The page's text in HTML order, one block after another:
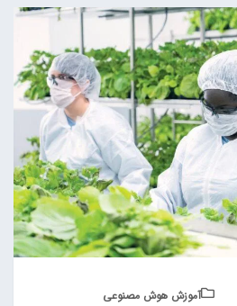
آموزش هوش مصنوعی